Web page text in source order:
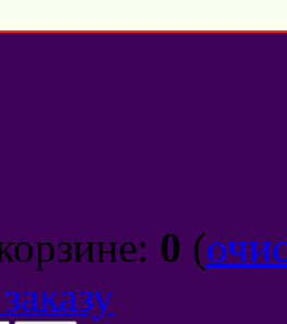
0 (